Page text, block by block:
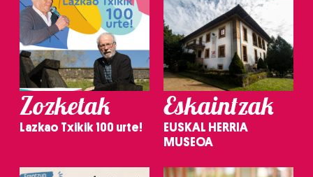
Zozketak
Lazkao Txikik 100 urte!
Eskaintzak
EUSKAL HERRIA
MUSEOA